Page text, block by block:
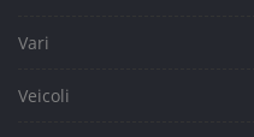
Vari
Veicoli